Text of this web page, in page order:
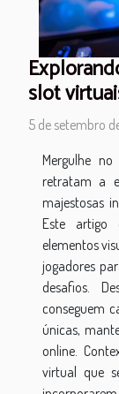
slot
5 de setembro
Mergulhe
retratam a
majestosas
Este artigo
elementos
jogadores
desafios.
conseguem
únicas,
online.
virtual que